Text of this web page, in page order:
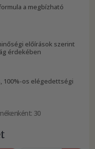
a megbízható
előírások szerint
érdekében
100%-os elégedettségi
30